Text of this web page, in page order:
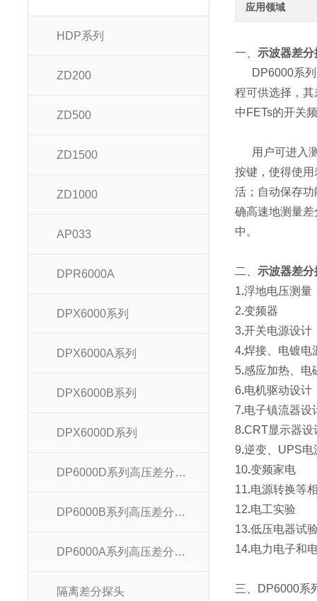
HDP系列
ZD200
ZD500
ZD1500
ZD1000
AP033
DPR6000A
DPX6000系列
DPX6000A系列
DPX6000B系列
DPX6000D系列
DP6000D系列高压差分探头
DP6000B系列高压差分探头
DP6000A系列高压差分探头
隔离差分探头
应用领域
一、示波器差
DP6000系列
程可供选择，
中FETs的开关
用户可进入测
按键，使得使
活；自动保存
确高速地测量
中。
二、示波器差
1.浮地电压测量
2.变频器
3.开关电源设计
4.焊接、电镀电
5.感应加热、电
6.电机驱动设计
7.电子镇流器设
8.CRT显示器设
9.逆变、UPS电
10.变频家电
11.电源转换等
12.电工实验
13.低压电器试
14.电力电子和
三、DP6000系